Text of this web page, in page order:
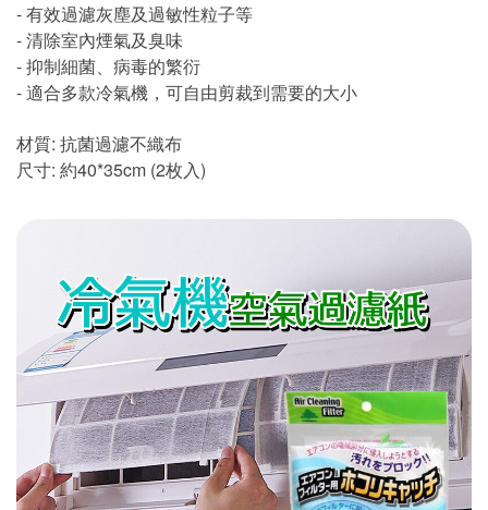
- 有效過濾灰塵及過敏性粒子等
- 清除室內煙氣及臭味
- 抑制細菌、病毒的繁衍
- 適合多款冷氣機，可自由剪裁到需要的大小
材質: 抗菌過濾不織布
尺寸: 約40*35cm (2枚入)